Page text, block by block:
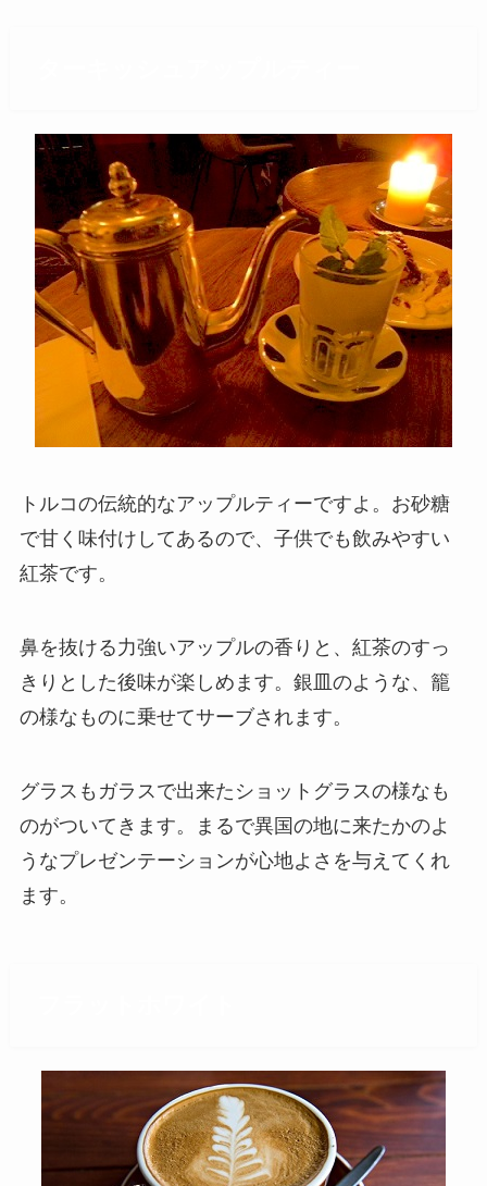
トルコの伝統的なアップルティーですよ。お砂糖
で甘く味付けしてあるので、子供でも飲みやすい
紅茶です。
鼻を抜ける力強いアップルの香りと、紅茶のすっ
きりとした後味が楽しめます。銀皿のような、籠
の様なものに乗せてサーブされます。
グラスもガラスで出来たショットグラスの様なも
のがついてきます。まるで異国の地に来たかのよ
うなプレゼンテーションが心地よさを与えてくれ
ます。